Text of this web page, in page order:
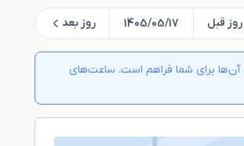
روز قبل 1405/05/17 روز بعد
آن‌ها برای شما فراهم است. ساعت‌های